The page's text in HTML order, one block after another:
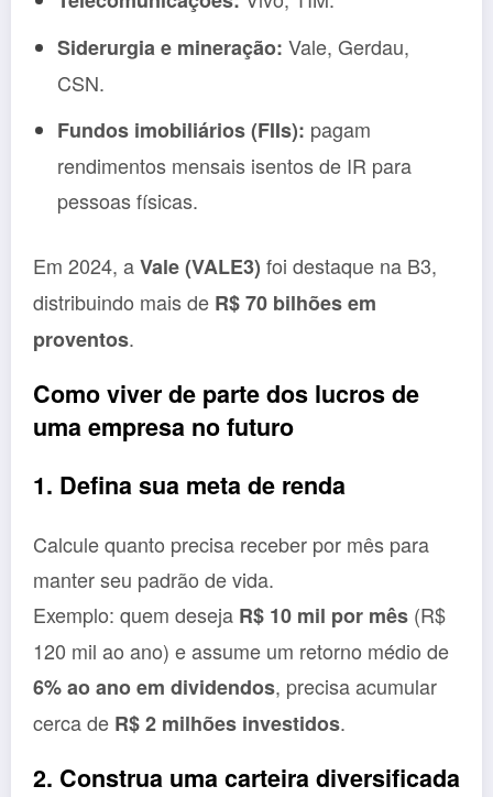
Siderurgia e mineração: Vale, Gerdau,
CSN.
Fundos imobiliários (FIIs): pagam
rendimentos mensais isentos de IR para
pessoas físicas.
Em 2024, aVale (VALE3) foi destaque na B3,
distribuindo mais de R$ 70 bilhões em
proventos.
Como viver de parte dos lucros de
uma empresa no futuro
1. Defina sua meta de renda
Calcule quanto precisa receber por mês para
manter seu padrão de vida.
Exemplo: quem deseja R$ 10 mil por mês (R$
120 mil ao ano) e assume um retorno médio de
6% ao ano em dividendos, precisa acumular
cerca de R$ 2 milhões investidos.
2. Construa uma carteira diversificada